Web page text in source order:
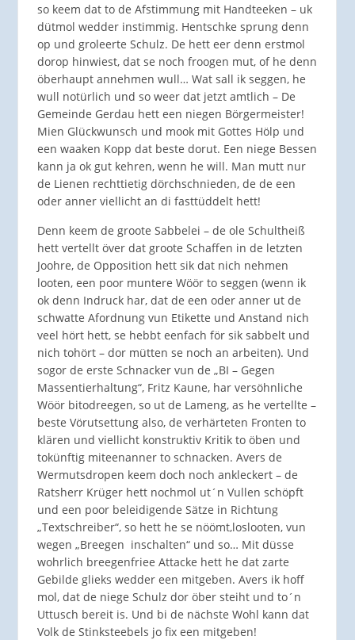
so keem dat to de Afstimmung mit Handteeken – uk
dütmol wedder instimmig. Hentschke sprung denn
op und groleerte Schulz. De hett eer denn erstmol
dorop hinwiest, dat se noch froogen mut, of he denn
öberhaupt annehmen wull… Wat sall ik seggen, he
wull notürlich und so weer dat jetzt amtlich – De
Gemeinde Gerdau hett een niegen Börgermeister!
Mien Glückwunsch und mook mit Gottes Hölp und
een waaken Kopp dat beste dorut. Een niege Bessen
kann ja ok gut kehren, wenn he will. Man mutt nur
de Lienen rechttietig dörchschnieden, de de een
oder anner viellicht an di fasttüddelt hett!
Denn keem de groote Sabbelei – de ole Schultheiß
hett vertellt över dat groote Schaffen in de letzten
Joohre, de Opposition hett sik dat nich nehmen
looten, een poor muntere Wöör to seggen (wenn ik
ok denn Indruck har, dat de een oder anner ut de
schwatte Afordnung vun Etikette und Anstand nich
veel hört hett, se hebbt eenfach för sik sabbelt und
nich tohört – dor mütten se noch an arbeiten). Und
sogor de erste Schnacker vun de „BI – Gegen
Massentierhaltung“, Fritz Kaune, har versöhnliche
Wöör bitodreegen, so ut de Lameng, as he vertellte –
beste Vörutsettung also, de verhärteten Fronten to
klären und viellicht konstruktiv Kritik to öben und
tokünftig miteenanner to schnacken. Avers de
Wermutsdropen keem doch noch ankleckert – de
Ratsherr Krüger hett nochmol ut´n Vullen schöpft
und een poor beleidigende Sätze in Richtung
„Textschreiber“, so hett he se nöömt,loslooten, vun
wegen „Breegen inschalten“ und so… Mit düsse
wohrlich breegenfriee Attacke hett he dat zarte
Gebilde glieks wedder een mitgeben. Avers ik hoff
mol, dat de niege Schulz dor öber steiht und to´n
Uttusch bereit is. Und bi de nächste Wohl kann dat
Volk de Stinksteebels jo fix een mitgeben!